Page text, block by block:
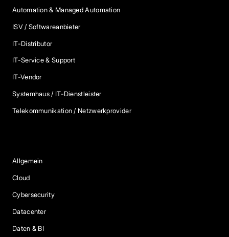
Automation & Managed Automation
ISV / Softwareanbieter
IT-Distributor
IT-Service & Support
IT-Vendor
Systemhaus / IT-Dienstleister
Telekommunikation / Netzwerkprovider
Allgemein
Cloud
Cybersecurity
Datacenter
Daten & BI